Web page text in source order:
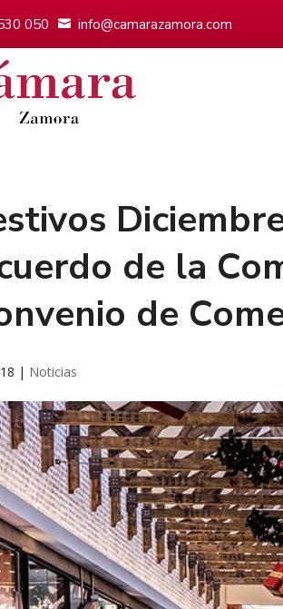
050 info@camarazamora.com
de la
de
| Noticias